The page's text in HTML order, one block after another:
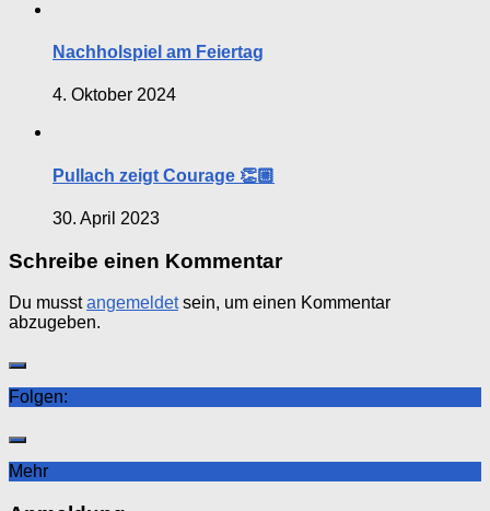
Nachholspiel am Feiertag
4. Oktober 2024
Pullach zeigt Courage 👏🏼
30. April 2023
Schreibe einen Kommentar
Du musstangemeldetsein, um einen Kommentar
abzugeben.
Folgen:
Mehr